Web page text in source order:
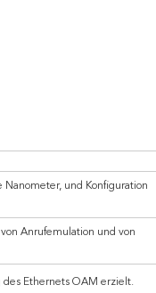
und Konfiguration
Anrufemulation und von
des Ethernets OAM erzielt.